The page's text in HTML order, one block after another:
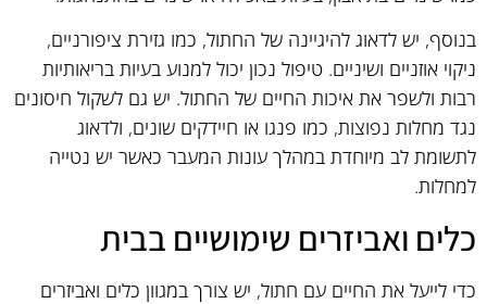
בנוסף, יש לדאוג להיגיינה של החתול, כמו גזירת ציפורניים,
ניקוי אוזניים ושיניים. טיפול נכון יכול למנוע בעיות בריאותיות
רבות ולשפר את איכות החיים של החתול. יש גם לשקול חיסונים
נגד מחלות נפוצות, כמו פנגו או חיידקים שונים, ולדאוג
לתשומת לב מיוחדת במהלך עונות המעבר כאשר יש נטייה
למחלות.
כלים ואביזרים שימושיים בבית
כדי לייעל את החיים עם חתול, יש צורך במגוון כלים ואביזרים